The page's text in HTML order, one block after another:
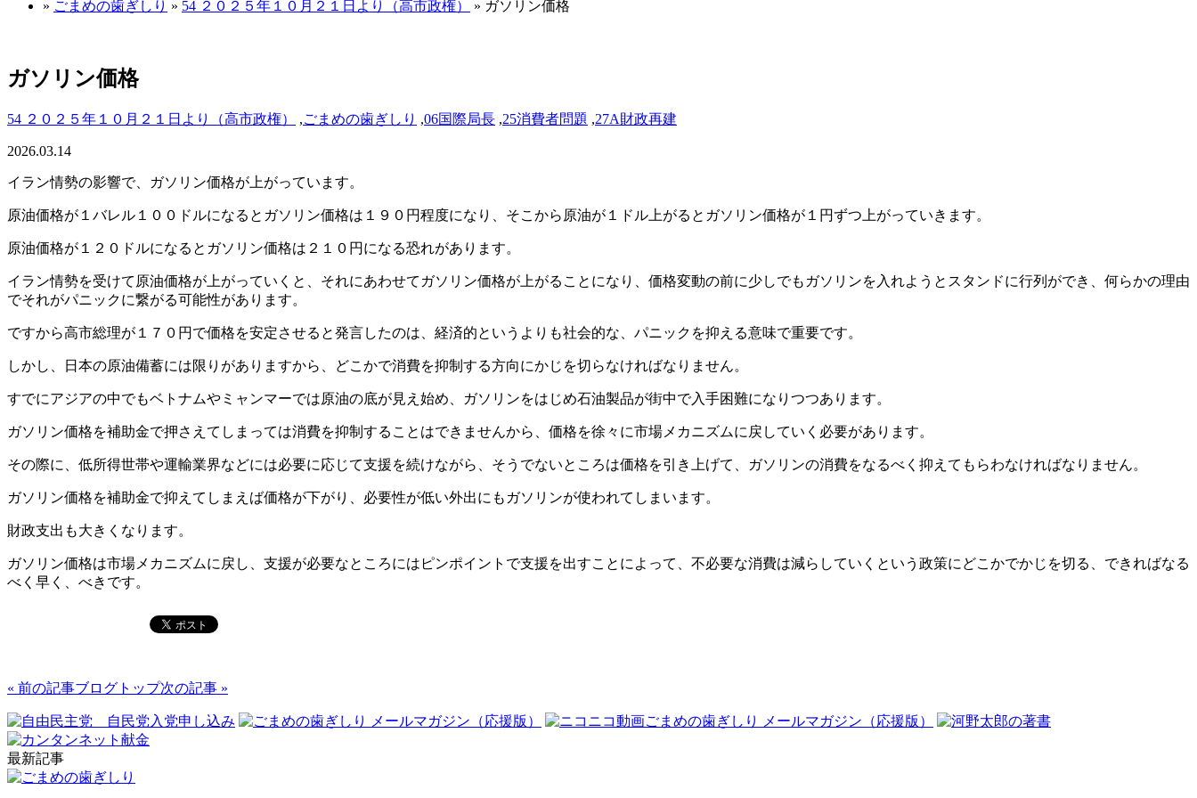
» ごまめの歯ぎしり » 54 ２０２５年１０月２１日より（高市政権） » ガソリン価格
ガソリン価格
54 ２０２５年１０月２１日より（高市政権） ,ごまめの歯ぎしり ,06国際局長 ,25消費者問題 ,27A財政再建
2026.03.14
イラン情勢の影響で、ガソリン価格が上がっています。
原油価格が１バレル１００ドルになるとガソリン価格は１９０円程度になり、そこから原油が１ドル上がるとガソリン価格が１円ずつ上がっていきます。
原油価格が１２０ドルになるとガソリン価格は２１０円になる恐れがあります。
イラン情勢を受けて原油価格が上がっていくと、それにあわせてガソリン価格が上がることになり、価格変動の前に少しでもガソリンを入れようとスタンドに行列ができ、何らかの理由
でそれがパニックに繋がる可能性があります。
ですから高市総理が１７０円で価格を安定させると発言したのは、経済的というよりも社会的な、パニックを抑える意味で重要です。
しかし、日本の原油備蓄には限りがありますから、どこかで消費を抑制する方向にかじを切らなければなりません。
すでにアジアの中でもベトナムやミャンマーでは原油の底が見え始め、ガソリンをはじめ石油製品が街中で入手困難になりつつあります。
ガソリン価格を補助金で押さえてしまっては消費を抑制することはできませんから、価格を徐々に市場メカニズムに戻していく必要があります。
その際に、低所得世帯や運輸業界などには必要に応じて支援を続けながら、そうでないところは価格を引き上げて、ガソリンの消費をなるべく抑えてもらわなければなりません。
ガソリン価格を補助金で抑えてしまえば価格が下がり、必要性が低い外出にもガソリンが使われてしまいます。
財政支出も大きくなります。
ガソリン価格は市場メカニズムに戻し、支援が必要なところにはピンポイントで支援を出すことによって、不必要な消費は減らしていくという政策にどこかでかじを切る、できればなる
べく早く、べきです。
« 前の記事ブログトップ次の記事 »
最新記事